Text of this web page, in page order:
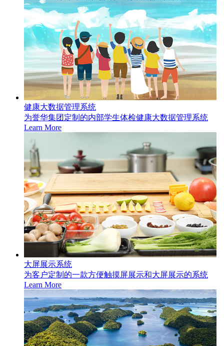
健康大数据管理系统
为誉华集团定制的内部学生体检健康大数据管理系统
Learn More
大屏展示系统
为客户定制的一款方便触摸屏展示和大屏展示的系统
Learn More